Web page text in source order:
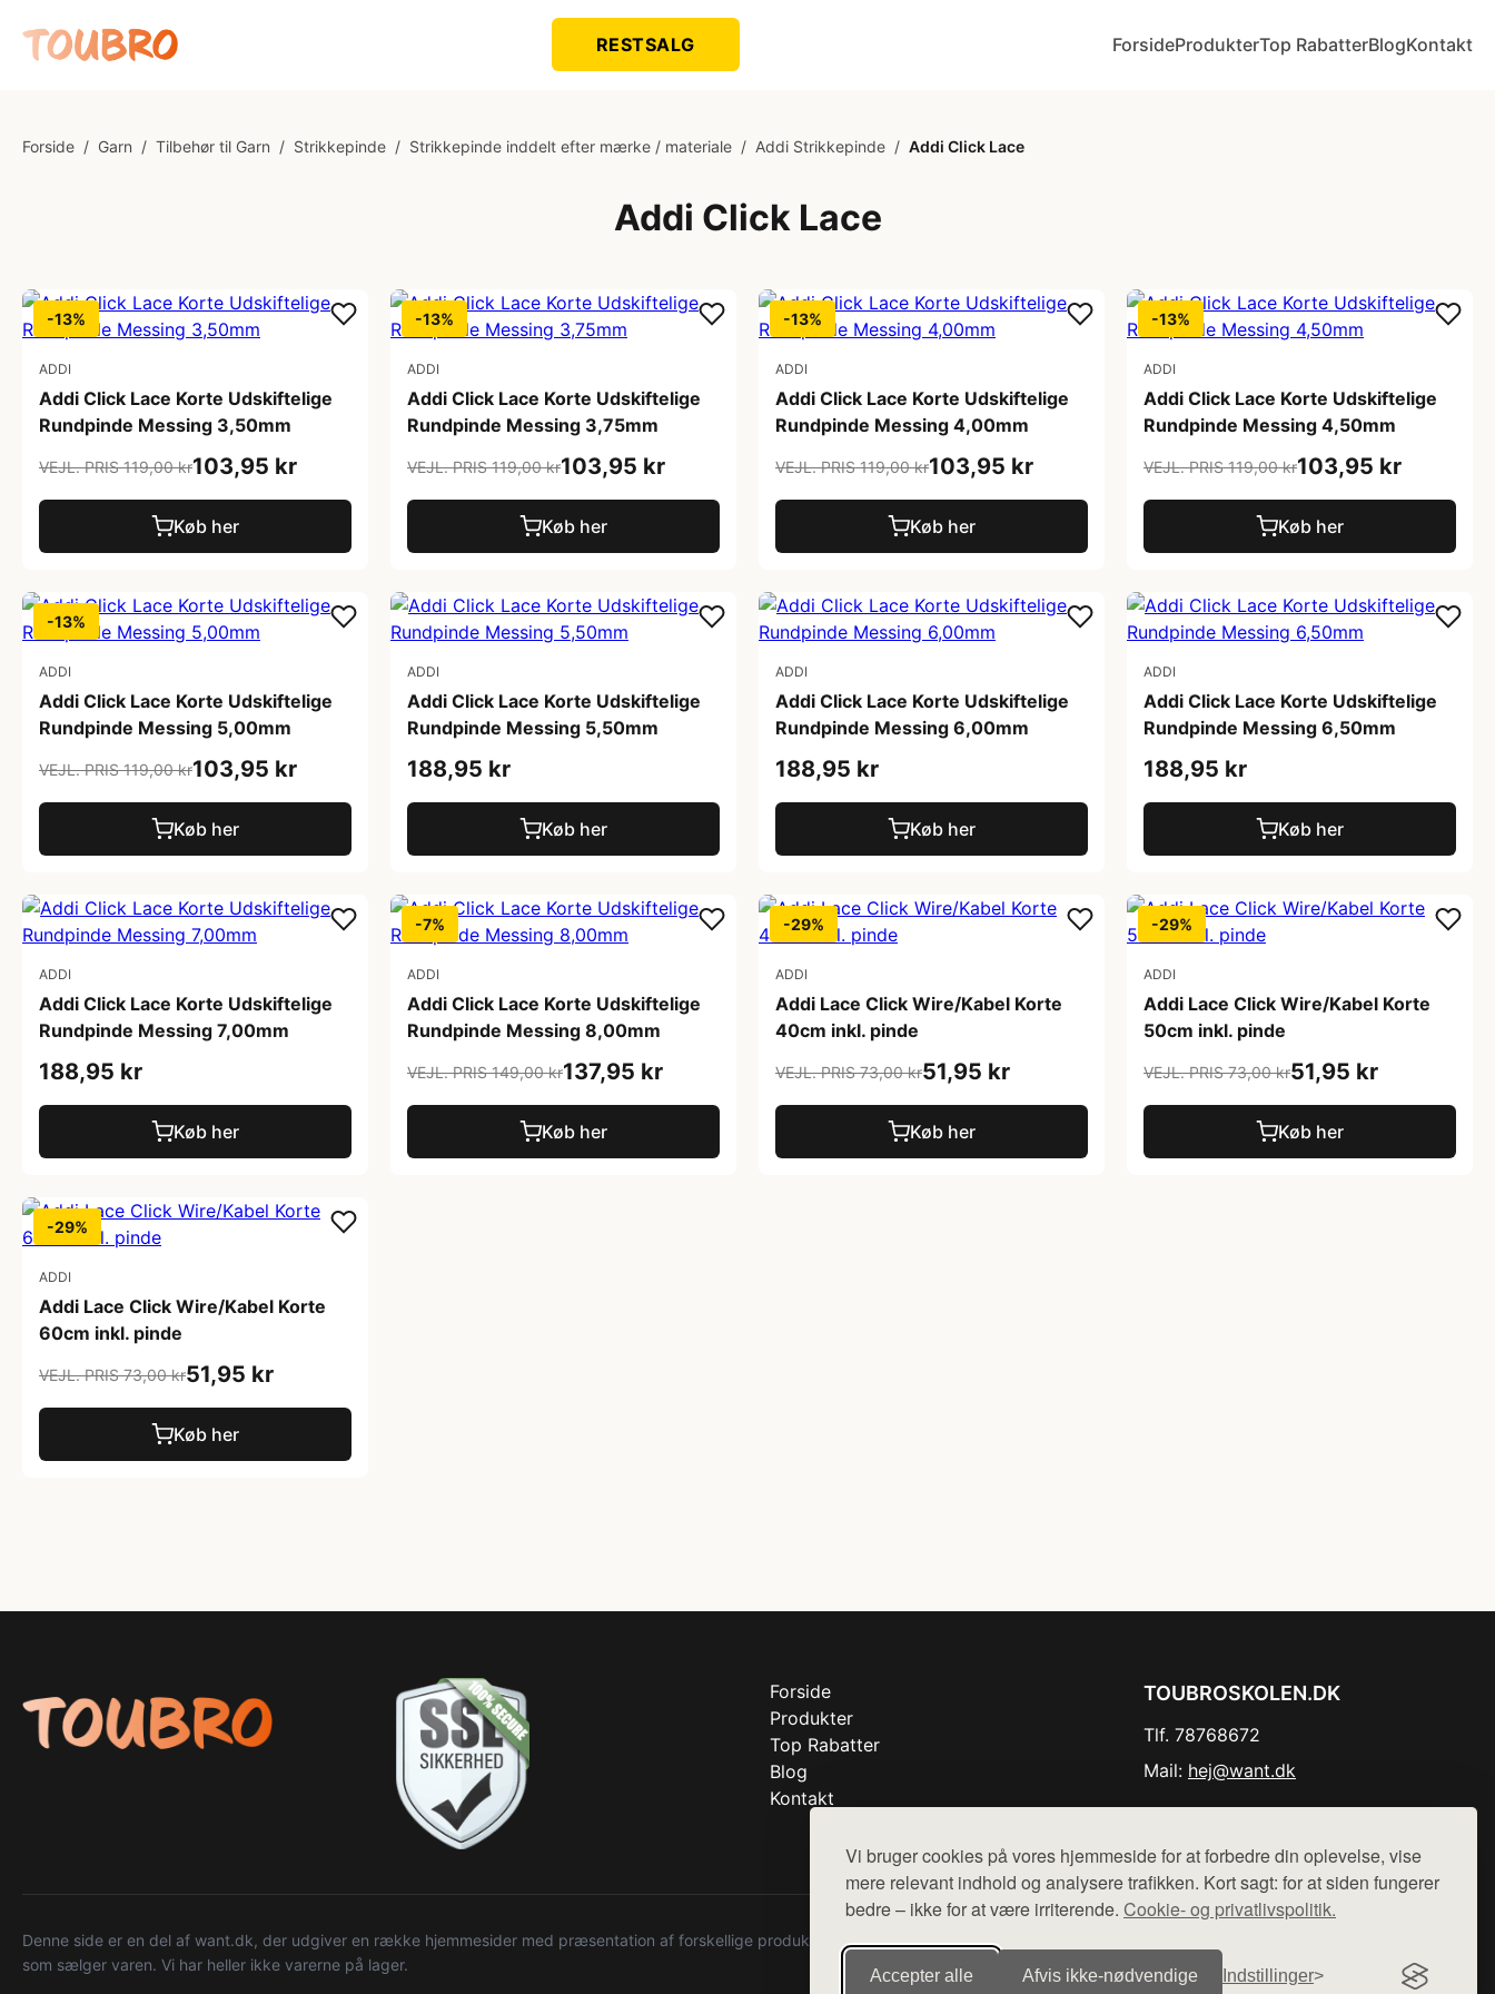
Vi bruger cookies på vores hjemmeside for at forbedre din oplevelse, vise
mere relevant indhold og analysere trafikken. Kort sagt: for at siden fungerer
bedre – ikke for at være irriterende. Cookie- og privatlivspolitik.
Accepter alle Afvis ikke‑nødvendige Indstillinger
RESTSALG ForsideProdukterTop RabatterBlogKontakt
Forside / Garn / Tilbehør til Garn / Strikkepinde / Strikkepinde inddelt efter mærke / materiale / Addi Strikkepinde / Addi Click Lace
Addi Click Lace
-13%
ADDI
Addi Click Lace Korte Udskiftelige
Rundpinde Messing 3,50mm
VEJL. PRIS 119,00 kr103,95 kr
Køb her
-13%
ADDI
Addi Click Lace Korte Udskiftelige
Rundpinde Messing 3,75mm
VEJL. PRIS 119,00 kr103,95 kr
Køb her
-13%
ADDI
Addi Click Lace Korte Udskiftelige
Rundpinde Messing 4,00mm
VEJL. PRIS 119,00 kr103,95 kr
Køb her
-13%
ADDI
Addi Click Lace Korte Udskiftelige
Rundpinde Messing 4,50mm
VEJL. PRIS 119,00 kr103,95 kr
Køb her
-13%
ADDI
Addi Click Lace Korte Udskiftelige
Rundpinde Messing 5,00mm
VEJL. PRIS 119,00 kr103,95 kr
Køb her
ADDI
Addi Click Lace Korte Udskiftelige
Rundpinde Messing 5,50mm
188,95 kr
Køb her
ADDI
Addi Click Lace Korte Udskiftelige
Rundpinde Messing 6,00mm
188,95 kr
Køb her
ADDI
Addi Click Lace Korte Udskiftelige
Rundpinde Messing 6,50mm
188,95 kr
Køb her
ADDI
Addi Click Lace Korte Udskiftelige
Rundpinde Messing 7,00mm
188,95 kr
Køb her
-7%
ADDI
Addi Click Lace Korte Udskiftelige
Rundpinde Messing 8,00mm
VEJL. PRIS 149,00 kr137,95 kr
Køb her
-29%
ADDI
Addi Lace Click Wire/Kabel Korte
40cm inkl. pinde
VEJL. PRIS 73,00 kr51,95 kr
Køb her
-29%
ADDI
Addi Lace Click Wire/Kabel Korte
50cm inkl. pinde
VEJL. PRIS 73,00 kr51,95 kr
Køb her
-29%
ADDI
Addi Lace Click Wire/Kabel Korte
60cm inkl. pinde
VEJL. PRIS 73,00 kr51,95 kr
Køb her
Forside
Produkter
Top Rabatter
Blog
Kontakt
TOUBROSKOLEN.DK
Tlf. 78768672
Mail: hej@want.dk
Denne side er en del af want.dk, der udgiver en række hjemmesider med præsentation af forskellige produkter fra diverse webshops. Der sælges ikke varer fra denne side - vi henviser til de shops,
som sælger varen. Vi har heller ikke varerne på lager.